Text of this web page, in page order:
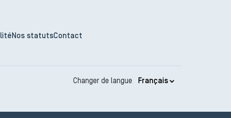
Nos statutsContact
Changer de langue